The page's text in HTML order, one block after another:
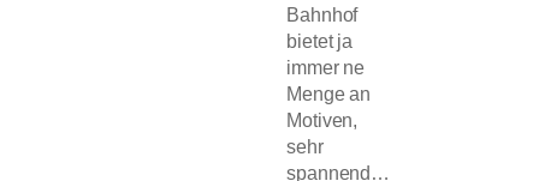
Bahnhof
bietet ja
immer ne
Menge an
Motiven,
sehr
spannend…